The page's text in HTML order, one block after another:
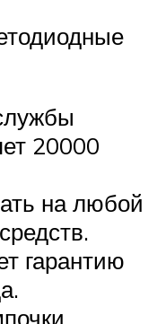
20000
на любой
гарантию